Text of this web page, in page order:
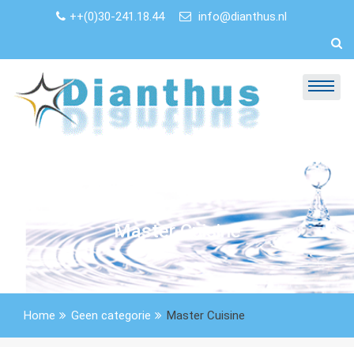
++(0)30-241.18.44 info@dianthus.nl
Master Cuisine
Home Geen categorie Master Cuisine